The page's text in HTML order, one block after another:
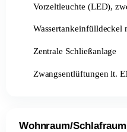
Vorzeltleuchte (LED),
Wassertankeinfülldeckel
Zentrale Schließanlage
Zwangsentlüftungen lt.
Wohnraum/Schlafraum